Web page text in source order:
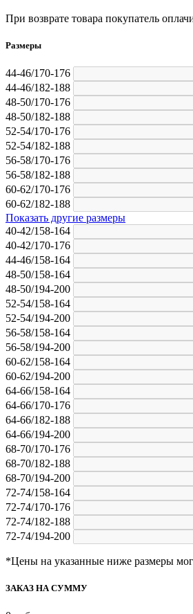
При возврате товара покупатель
Размеры
44-46/170-176
44-46/182-188
48-50/170-176
48-50/182-188
52-54/170-176
52-54/182-188
56-58/170-176
56-58/182-188
60-62/170-176
60-62/182-188
Показать другие размеры
40-42/158-164
40-42/170-176
44-46/158-164
48-50/158-164
48-50/194-200
52-54/158-164
52-54/194-200
56-58/158-164
56-58/194-200
60-62/158-164
60-62/194-200
64-66/158-164
64-66/170-176
64-66/182-188
64-66/194-200
68-70/170-176
68-70/182-188
68-70/194-200
72-74/158-164
72-74/170-176
72-74/182-188
72-74/194-200
*Цены на указанные ниже размеры
ЗАКАЗ НА СУММУ